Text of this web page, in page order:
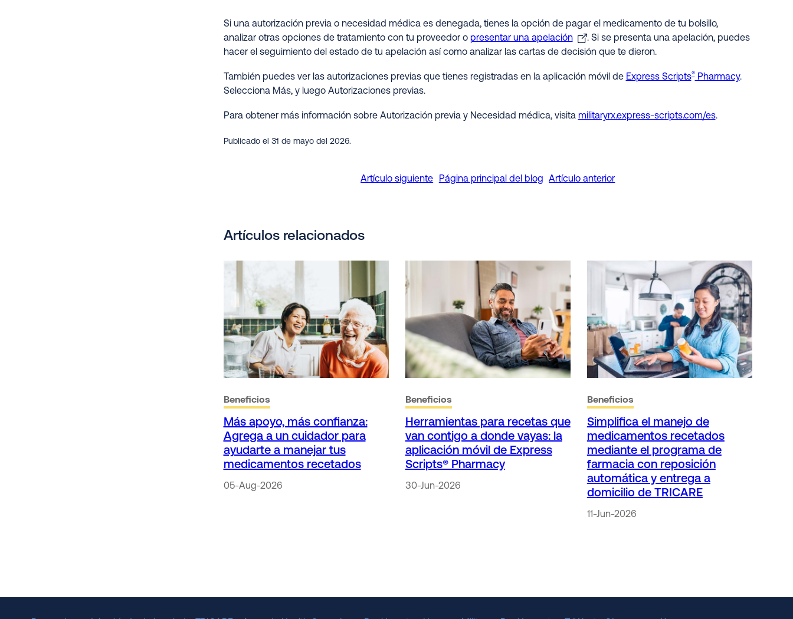
Si una autorización previa o necesidad médica es denegada, tienes la opción de pagar el medicamento de tu bolsillo,
analizar otras opciones de tratamiento con tu proveedor o presentar una apelación
. Si se presenta una apelación, puedes
hacer el seguimiento del estado de tu apelación así como analizar las cartas de decisión que te dieron.
También puedes ver las autorizaciones previas que tienes registradas en la aplicación móvil de Express Scripts®Pharmacy.
Selecciona Más, y luego Autorizaciones previas.
Para obtener más información sobre Autorización previa y Necesidad médica, visita militaryrx.express-scripts.com/es.
Publicado el 31 de mayo del 2026.
Artículo siguiente Página principal del blog Artículo anterior
Artículos relacionados
Beneficios
Más apoyo, más confianza:
Agrega a un cuidador para
ayudarte a manejar tus
medicamentos recetados
05-Aug-2026
Beneficios
Herramientas para recetas que
van contigo a donde vayas: la
aplicación móvil de Express
Scripts® Pharmacy
30-Jun-2026
Beneficios
Simplifica el manejo de
medicamentos recetados
mediante el programa de
farmacia con reposición
automática y entrega a
domicilio de TRICARE
11-Jun-2026